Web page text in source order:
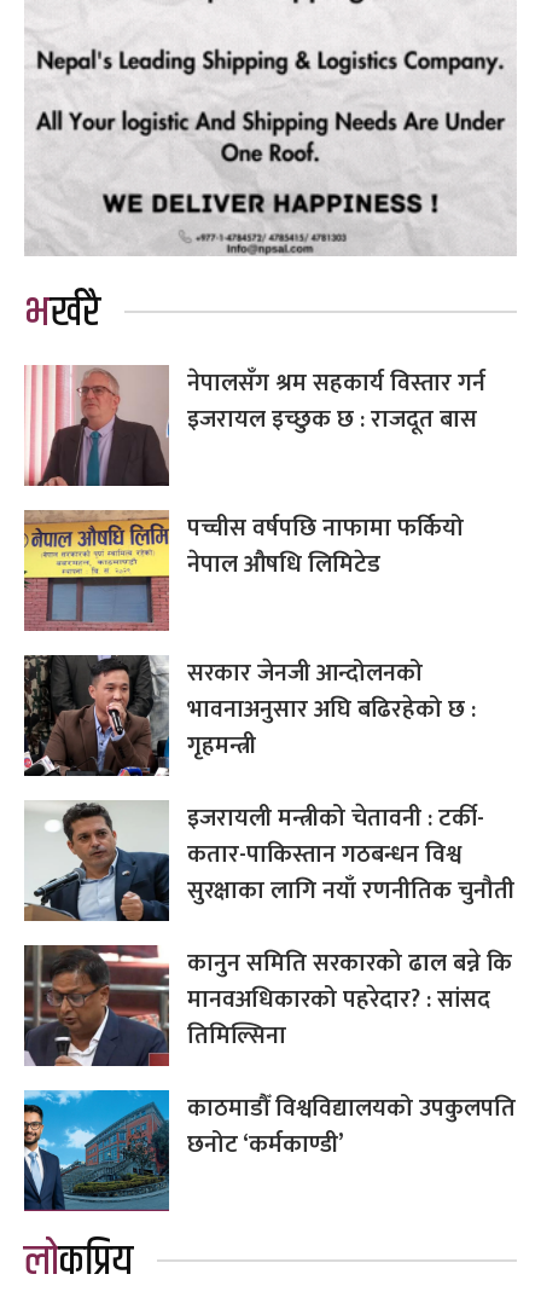
भर्खरै
नेपालसँग श्रम सहकार्य विस्तार गर्न
इजरायल इच्छुक छ : राजदूत बास
पच्चीस वर्षपछि नाफामा फर्कियो
नेपाल औषधि लिमिटेड
सरकार जेनजी आन्दोलनको
भावनाअनुसार अघि बढिरहेको छ :
गृहमन्त्री
इजरायली मन्त्रीको चेतावनी : टर्की-
कतार-पाकिस्तान गठबन्धन विश्व
सुरक्षाका लागि नयाँ रणनीतिक चुनौती
कानुन समिति सरकारको ढाल बन्ने कि
मानवअधिकारको पहरेदार? : सांसद
तिमिल्सिना
काठमाडौँ विश्वविद्यालयको उपकुलपति
छनोट ‘कर्मकाण्डी’
लोकप्रिय